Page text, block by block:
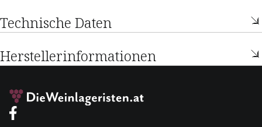
Technische Daten
Herstellerinformationen